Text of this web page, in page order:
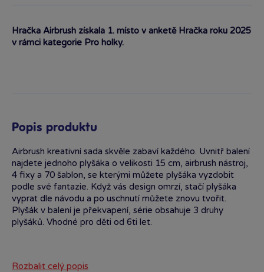
Hračka Airbrush získala 1. místo v anketě Hračka roku 2025
v rámci kategorie Pro holky.
Popis produktu
Airbrush kreativní sada skvěle zabaví každého. Uvnitř balení
najdete jednoho plyšáka o velikosti 15 cm, airbrush nástroj,
4 fixy a 70 šablon, se kterými můžete plyšáka vyzdobit
podle své fantazie. Když vás design omrzí, stačí plyšáka
vyprat dle návodu a po uschnutí můžete znovu tvořit.
Plyšák v balení je překvapení, série obsahuje 3 druhy
plyšáků. Vhodné pro děti od 6ti let.
Rozbalit celý popis